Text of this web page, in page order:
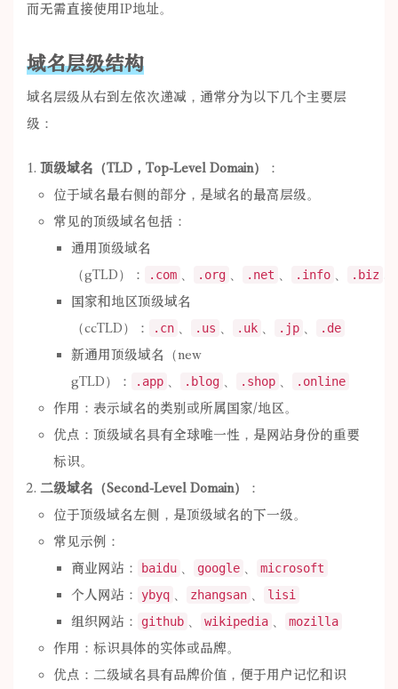
而无需直接使用IP地址。
域名层级结构
域名层级从右到左依次递减，通常分为以下几个主要层
级：
顶级域名（TLD，Top-Level Domain）
：
位于域名最右侧的部分，是域名的最高层级。
常见的顶级域名包括：
通用顶级域名
（gTLD）：
.com 、 .org 、 .net 、 .info 、 .biz
国家和地区顶级域名
（ccTLD）：
.cn 、 .us 、 .uk 、 .jp 、 .de
新通用顶级域名（new
gTLD）：
.app 、 .blog 、 .shop 、 .online
作用：表示域名的类别或所属国家/地区。
优点：顶级域名具有全球唯一性，是网站身份的重要
标识。
二级域名（Second-Level Domain）
：
位于顶级域名左侧，是顶级域名的下一级。
常见示例：
商业网站：
baidu 、 google 、 microsoft
个人网站： ybyq 、 zhangsan 、 lisi
组织网站： github 、 wikipedia 、 mozilla
作用：标识具体的实体或品牌。
优点：二级域名具有品牌价值，便于用户记忆和识